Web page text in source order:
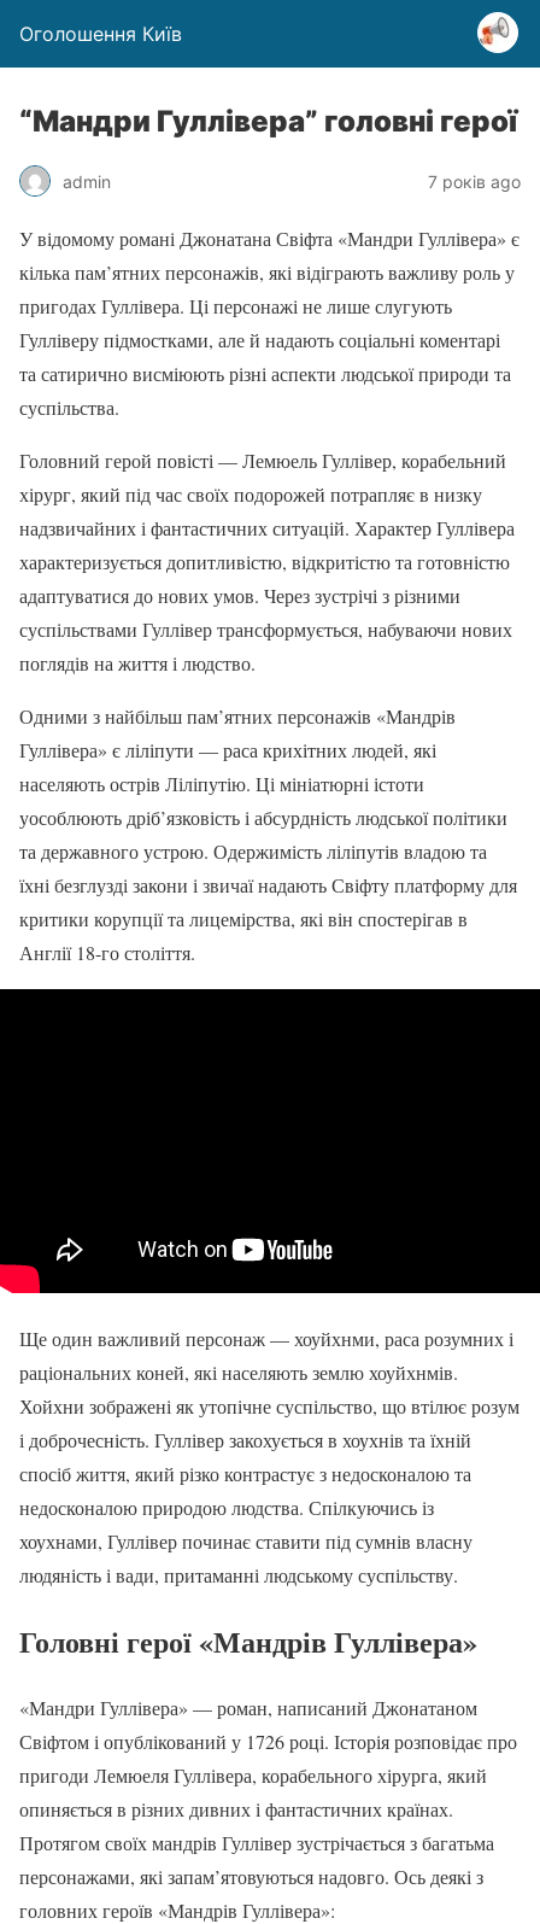
Оголошення Київ
“Мандри Гуллівера” головні герої
admin 7 років ago
У відомому романі Джонатана Свіфта «Мандри Гуллівера» є
кілька пам’ятних персонажів, які відіграють важливу роль у
пригодах Гуллівера. Ці персонажі не лише слугують
Гулліверу підмостками, але й надають соціальні коментарі
та сатирично висміюють різні аспекти людської природи та
суспільства.
Головний герой повісті — Лемюель Гуллівер, корабельний
хірург, який під час своїх подорожей потрапляє в низку
надзвичайних і фантастичних ситуацій. Характер Гуллівера
характеризується допитливістю, відкритістю та готовністю
адаптуватися до нових умов. Через зустрічі з різними
суспільствами Гуллівер трансформується, набуваючи нових
поглядів на життя і людство.
Одними з найбільш пам’ятних персонажів «Мандрів
Гуллівера» є ліліпути — раса крихітних людей, які
населяють острів Ліліпутію. Ці мініатюрні істоти
уособлюють дріб’язковість і абсурдність людської політики
та державного устрою. Одержимість ліліпутів владою та
їхні безглузді закони і звичаї надають Свіфту платформу для
критики корупції та лицемірства, які він спостерігав в
Англії 18-го століття.
Ще один важливий персонаж — хоуйхнми, раса розумних і
раціональних коней, які населяють землю хоуйхнмів.
Хойхни зображені як утопічне суспільство, що втілює розум
і доброчесність. Гуллівер закохується в хоухнів та їхній
спосіб життя, який різко контрастує з недосконалою та
недосконалою природою людства. Спілкуючись із
хоухнами, Гуллівер починає ставити під сумнів власну
людяність і вади, притаманні людському суспільству.
Головні герої «Мандрів Гуллівера»
«Мандри Гуллівера» — роман, написаний Джонатаном
Свіфтом і опублікований у 1726 році. Історія розповідає про
пригоди Лемюеля Гуллівера, корабельного хірурга, який
опиняється в різних дивних і фантастичних країнах.
Протягом своїх мандрів Гуллівер зустрічається з багатьма
персонажами, які запам’ятовуються надовго. Ось деякі з
головних героїв «Мандрів Гуллівера»: